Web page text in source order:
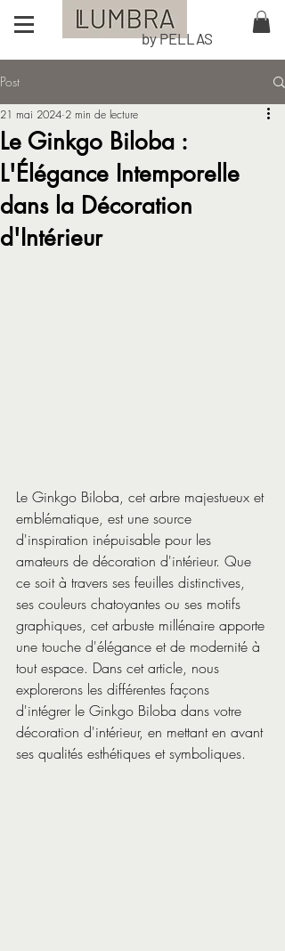
by PELLAS
Post
Le Ginkgo Biloba :
L'Élégance Intemporelle
dans la Décoration
d'Intérieur
21 mai 2024 2 min de lecture
Le Ginkgo Biloba, cet arbre majestueux et
emblématique, est une source
d'inspiration inépuisable pour les
amateurs de décoration d'intérieur. Que
ce soit à travers ses feuilles distinctives,
ses couleurs chatoyantes ou ses motifs
graphiques, cet arbuste millénaire apporte
une touche d'élégance et de modernité à
tout espace. Dans cet article, nous
explorerons les différentes façons
d'intégrer le Ginkgo Biloba dans votre
décoration d'intérieur, en mettant en avant
ses qualités esthétiques et symboliques.